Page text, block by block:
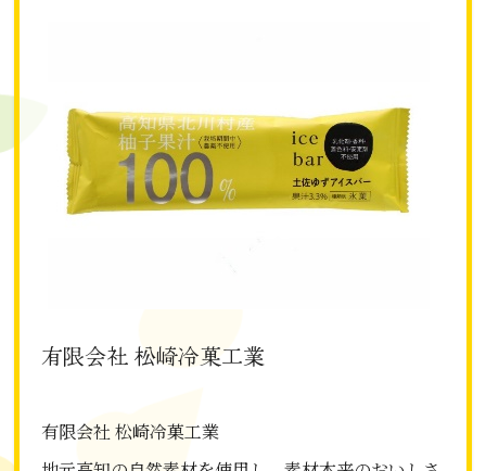
有限会社 松崎冷菓工業
有限会社 松崎冷菓工業